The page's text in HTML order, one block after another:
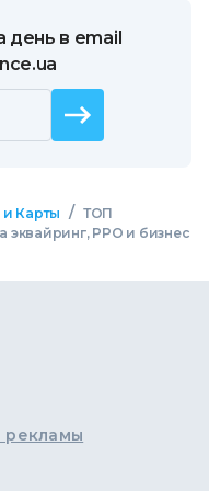
день в email
и Карты / ТОП
эквайринг, РРО и бизнес
рекламы